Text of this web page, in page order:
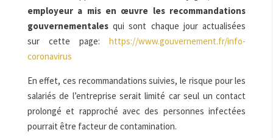
employeur a mis en œuvre les recommandations
gouvernementalesqui sont chaque jour actualisées
sur cette page:https://www.gouvernement.fr/info-
coronavirus
En effet, ces recommandations suivies, le risque pour les
salariés de l’entreprise serait limité car seul un contact
prolongé et rapproché avec des personnes infectées
pourrait être facteur de contamination.